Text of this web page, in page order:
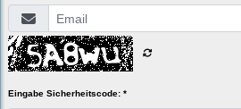
Eingabe Sicherheitscode: *